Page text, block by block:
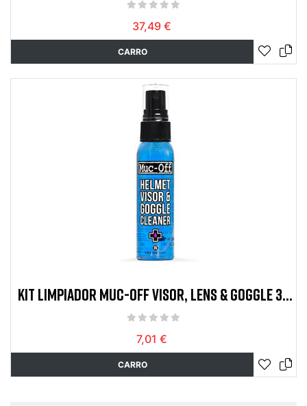
37,49 €
CARRO
KIT LIMPIADOR MUC-OFF VISOR, LENS & GOGGLE 32
ML
7,01 €
CARRO